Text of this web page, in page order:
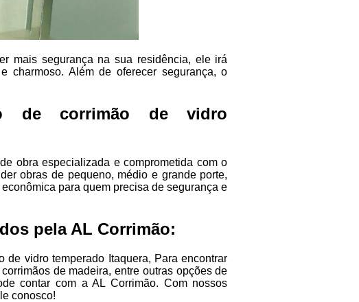
mais segurança na sua residência, ele irá
charmoso. Além de oferecer segurança, o
de corrimão de vidro
obra especializada e comprometida com o
obras de pequeno, médio e grande porte,
para quem precisa de segurança e
pela AL Corrimão:
vidro temperado Itaquera, Para encontrar
de madeira, entre outras opções de
contar com a AL Corrimão. Com nossos
conosco!